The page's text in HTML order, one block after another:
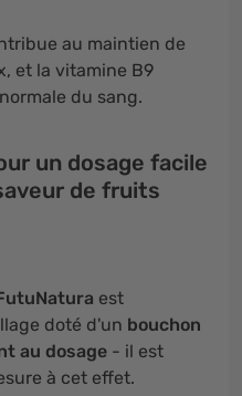
au maintien de
et la vitamine B9
du sang.
un dosage facile
de fruits
est
doté d'un bouchon
au dosage - il est
à cet effet.